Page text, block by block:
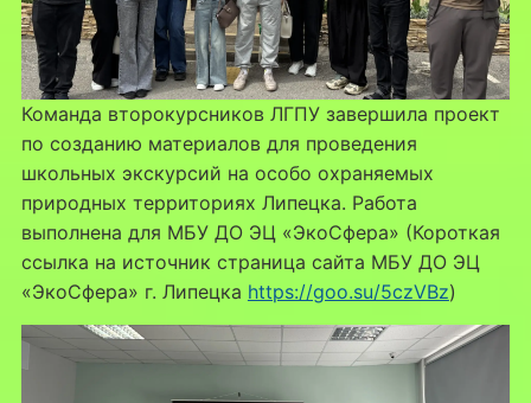
Команда второкурсников ЛГПУ завершила проект
по созданию материалов для проведения
школьных экскурсий на особо охраняемых
природных территориях Липецка. Работа
выполнена для МБУ ДО ЭЦ «ЭкоСфера» (Короткая
ссылка на источник страница сайта МБУ ДО ЭЦ
«ЭкоСфера» г. Липецка https://goo.su/5czVBz)